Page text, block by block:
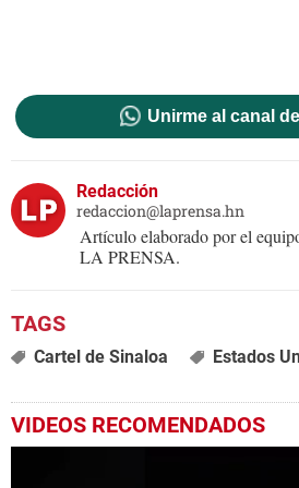
Unirme al canal
Redacción
redaccion@laprensa.hn
Artículo elaborado por el
LA PRENSA.
Cartel de Sinaloa Estados
VIDEOS RECOMENDADOS